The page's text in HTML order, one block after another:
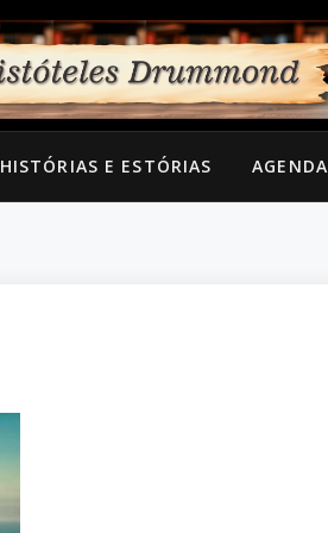
HISTÓRIAS E ESTÓRIAS AGENDA